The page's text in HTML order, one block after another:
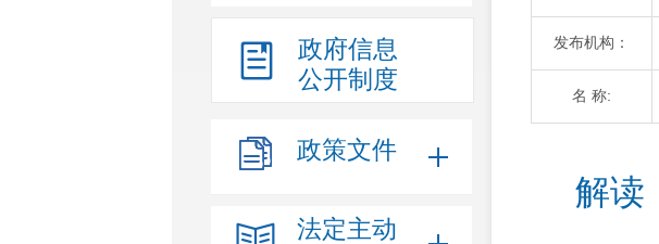
政府信息
公开制度
政策文件
法定主动
发布机构：
名 称:
解读